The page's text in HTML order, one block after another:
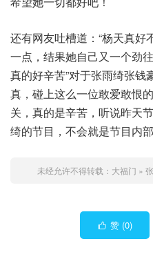
还有网友吐槽道：“杨天真好
一点，结果她自己又一个劲
真的好辛苦”对于张雨绮张
真，碰上这么一位敢爱敢恨
关，真的是辛苦，听说昨天
绮的节目，不会就是节目内
未经允许不得转载： 大福门 »
 赞 (0)